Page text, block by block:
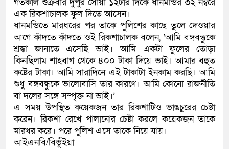
এক রিকশাচালক ফুল দিতে আসেন।
ধানমন্ডিতে মারধরের পর তাকে পুলিশের কাছে তুলে দেওয়ার
আগে কাঁদতে কাঁদতে ওই রিকশাচালক বলেন, ‘আমি বঙ্গবন্ধুকে
শ্রদ্ধা জানাতে এসেছি ভাই। আমি একটা ফুলের তোড়া
কিনছিলাম শাহবাগ থেকে ৪০০ টাকা দিয়ে ভাই। আমার বহুত
কষ্টের টাকা। আমি সারাদিনে এই টাকাটা ইনকাম করছি। আমি
শুধু বঙ্গবন্ধুকে ভালোবাসি তার কারণে। আমি কোনো রাজনীতি
বা দলের সঙ্গে সম্পৃক্ত না ভাই।’
এ সময় উপস্থিত কয়েকজন তার রিকশাটিও ভাঙচুরের চেষ্টা
করেন। রিকশা রেখে পালানোর চেষ্টা করলে কয়েকজন তাকে
মারধর করে। পরে পুলিশ এসে তাকে নিয়ে যায়।
আইএনবি/বিভূঁইয়া